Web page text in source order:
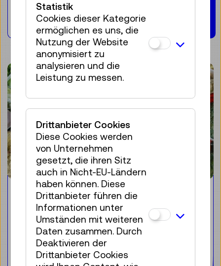
Weiterlesen
Verpackungen neu denken
Das Müllproblem ist allseits bekannt.
Speziell Verpackungen rücken
regelmäßig in den Fokus der
öffentlichen Aufmerksamkeit. Dabei
zeigen wachsende Müllberge an Land
Statistik
Cookies dieser Kategorie
ermöglichen es uns, die
Nutzung der Website
anonymisiert zu
analysieren und die
Leistung zu messen.
Drittanbieter Cookies
Diese Cookies werden
von Unternehmen
gesetzt, die ihren Sitz
auch in Nicht-EU-Ländern
haben können. Diese
Drittanbieter führen die
Informationen unter
Umständen mit weiteren
Daten zusammen. Durch
Deaktivieren der
Drittanbieter Cookies